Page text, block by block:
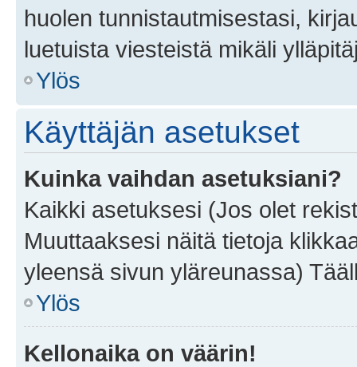
huolen tunnistautmisestasi,
luetuista viesteistä mikäli
Ylös
Käyttäjän asetukset
Kuinka vaihdan asetuksiani?
Kaikki asetuksesi (Jos olet
Muuttaaksesi näitä tietoja
yleensä sivun yläreunassa)
Ylös
Kellonaika on väärin!